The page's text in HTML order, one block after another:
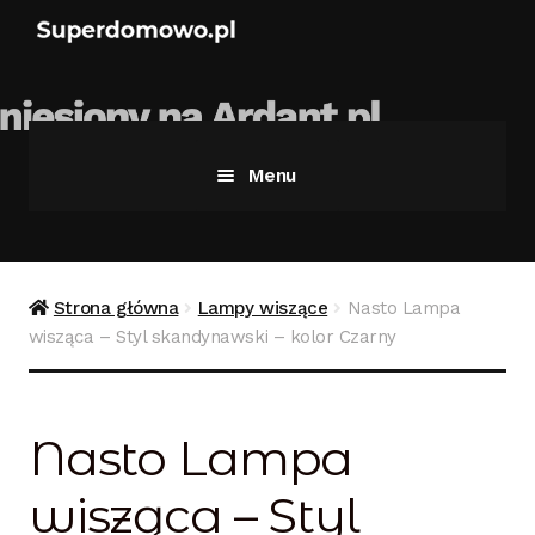
Menu
Bezpieczne zakupy
Strona główna Lampy wiszące
Nasto Lampa
wisząca – Styl skandynawski – kolor Czarny
Nasto Lampa
wisząca – Styl